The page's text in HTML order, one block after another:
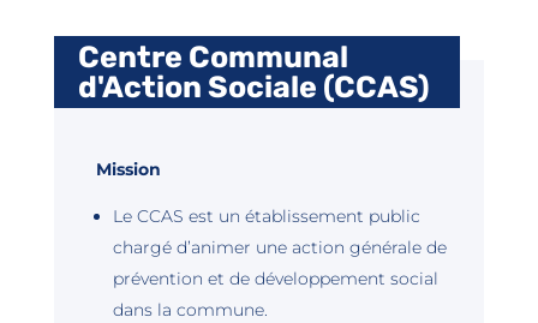
Centre Communal
d'Action Sociale (CCAS)
Mission
Le CCAS est un établissement public
chargé d’animer une action générale de
prévention et de développement social
dans la commune.